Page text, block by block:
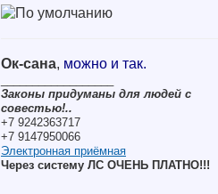
Ок-сана, можно и так.
Законы придуманы для людей с
совестью!..
+7 9242363717
+7 9147950066
Электронная приёмная
Через систему ЛС ОЧЕНЬ ПЛАТНО!!!